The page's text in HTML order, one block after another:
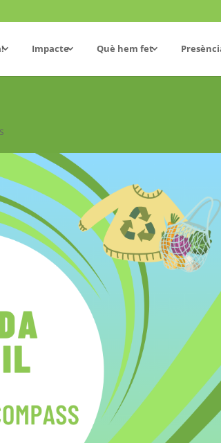
Impacte Què hem fet